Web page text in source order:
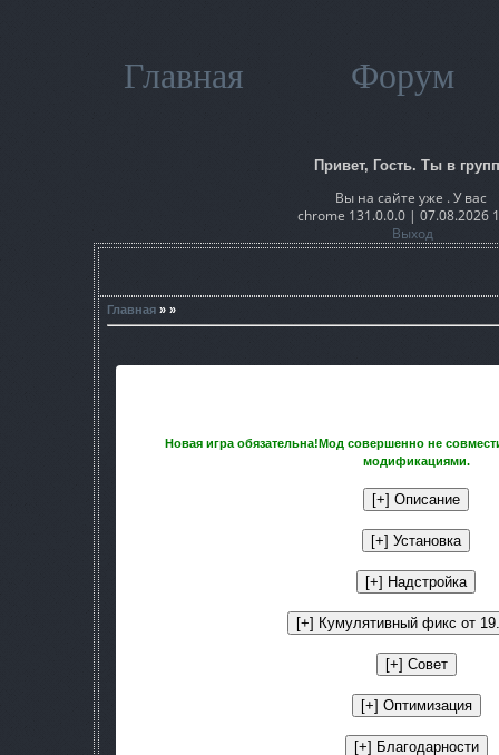
Главная Форум
Привет, Гость. Ты в
Вы на сайте уже . У вас
chrome 131.0.0.0 | 07.08.2026
Выход
Главная » »
Новая игра обязательна!Мод совершенно не
модификациями.